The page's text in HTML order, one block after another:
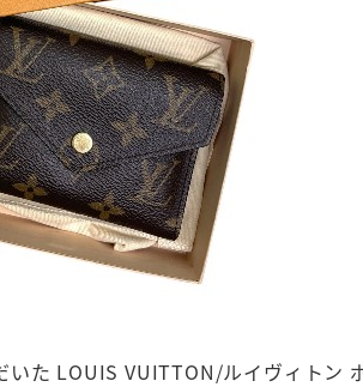
た LOUIS VUITTON/ルイヴィトン